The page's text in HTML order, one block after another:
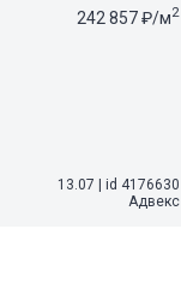
242 857 ₽/м2
13.07
id 4176630
Адвекс